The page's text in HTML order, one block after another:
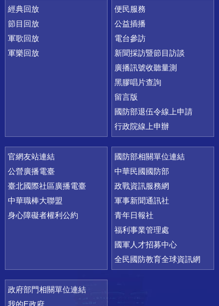
經典回放
節目回放
軍歌回放
軍樂回放
便民服務
公益插播
電台參訪
新聞採訪暨節目訪談
廣播訊號收聽量測
黑膠唱片查詢
留言版
國防部退伍令線上申請
行政院線上申辦
官網友站連結
公營廣播電臺
臺北國際社區廣播電臺
中華職棒大聯盟
身心障礙者權利公約
國防部相關單位連結
中華民國國防部
政戰資訊服務網
軍事新聞通訊社
青年日報社
福利事業管理處
國軍人才招募中心
全民國防教育全球資訊網
政府部門相關單位連結
我的E政府